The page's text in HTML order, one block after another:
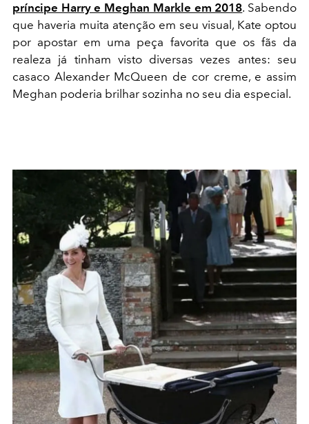
príncipe Harry e Meghan Markle em 2018. Sabendo
que haveria muita atenção em seu visual, Kate optou
por apostar em uma peça favorita que os fãs da
realeza já tinham visto diversas vezes antes: seu
casaco Alexander McQueen de cor creme, e assim
Meghan poderia brilhar sozinha no seu dia especial.